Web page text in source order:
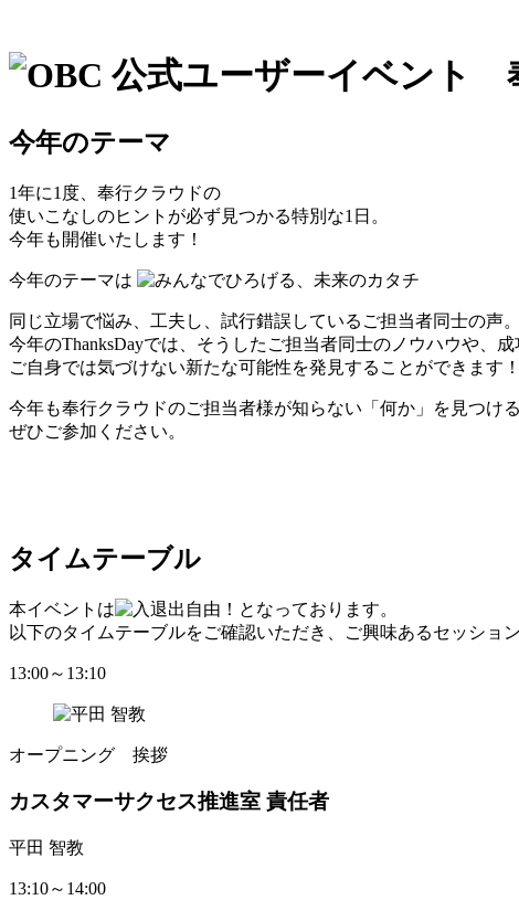
今年のテーマ
1年に1度、奉行クラウドの
使いこなしのヒントが必ず見つかる特別な1日。
今年も開催いたします！
今年のテーマは
同じ立場で悩み、工夫し、試行錯誤しているご担当者同士の声。
今年のThanksDayでは、そうしたご担当者同士のノウハウや、
ご自身では気づけない新たな可能性を発見することができます！
今年も奉行クラウドのご担当者様が知らない「何か」を見つける
ぜひご参加ください。
タイムテーブル
本イベントは
となっております。
以下のタイムテーブルをご確認いただき、ご興味あるセッショ
13:00～13:10
オープニング 挨拶
カスタマーサクセス推進室 責任者
平田 智教
13:10～14:00